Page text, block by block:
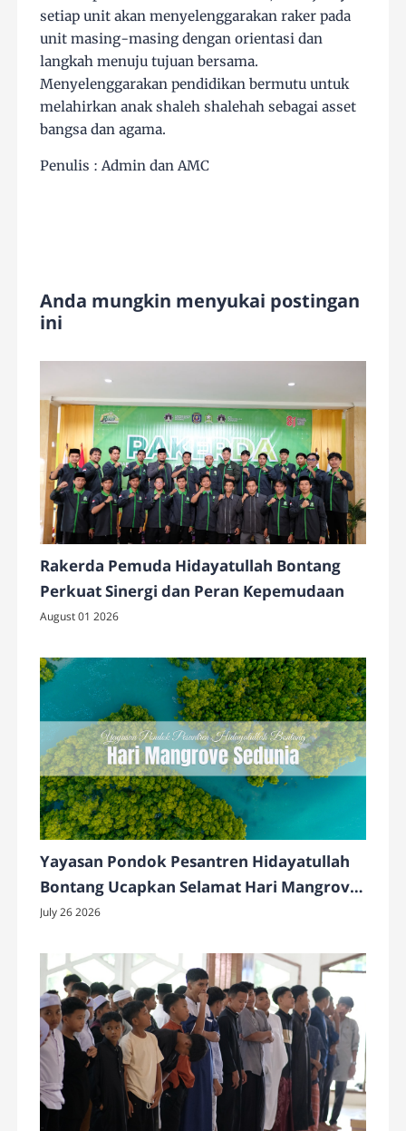
setiap unit akan menyelenggarakan raker pada
unit masing-masing dengan orientasi dan
langkah menuju tujuan bersama.
Menyelenggarakan pendidikan bermutu untuk
melahirkan anak shaleh shalehah sebagai asset
bangsa dan agama.
Penulis : Admin dan AMC
Anda mungkin menyukai postingan
ini
Rakerda Pemuda Hidayatullah Bontang
Perkuat Sinergi dan Peran Kepemudaan
August 01 2026
Yayasan Pondok Pesantren Hidayatullah
Bontang Ucapkan Selamat Hari Mangrove
Sedunia 2026
July 26 2026